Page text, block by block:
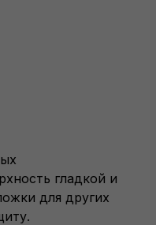
гладкой и
для других